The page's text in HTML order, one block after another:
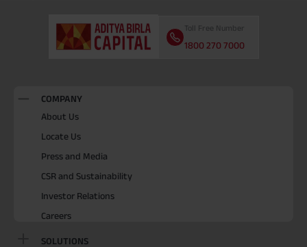
Toll Free Number
1800 270 7000
COMPANY
About Us
Locate Us
Press and Media
CSR and Sustainability
Investor Relations
Careers
SOLUTIONS